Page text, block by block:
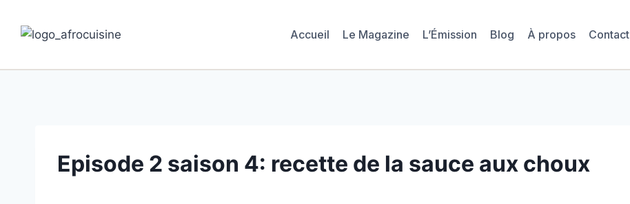
Accueil Le Magazine L’Émission Blog À propos Contact
Episode 2 saison 4: recette de la sauce aux choux